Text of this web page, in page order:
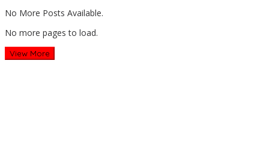
No More Posts Available.
No more pages to load.
View More